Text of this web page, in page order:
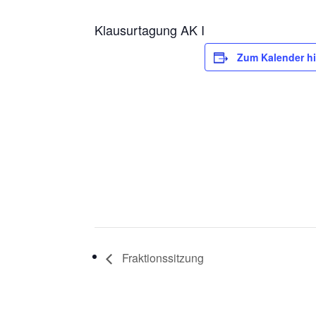
Klausurtagung AK I
Zum Kalender
Fraktionssitzung